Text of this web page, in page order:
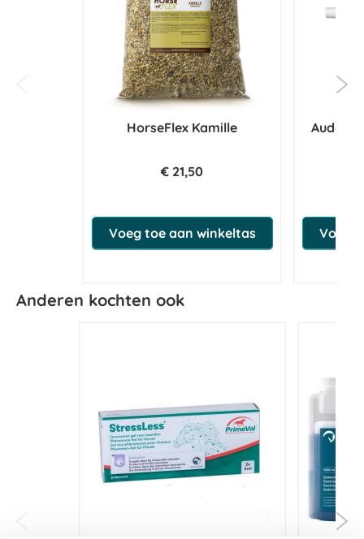
HorseFlex Kamille
€ 21,50
Voeg toe aan winkeltas Voeg
Anderen kochten ook